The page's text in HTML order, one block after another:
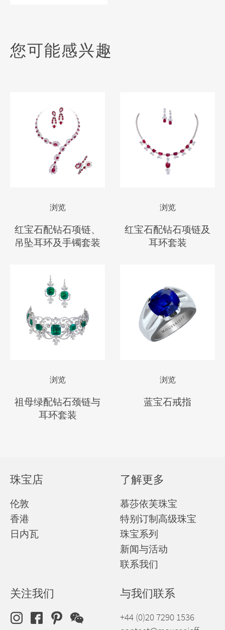
您可能感兴趣
浏览
红宝石配钻石项链、
吊坠耳环及手镯套装
浏览
红宝石配钻石项链及
耳环套装
浏览
祖母绿配钻石颈链与
耳环套装
浏览
蓝宝石戒指
珠宝店
伦敦
香港
日内瓦
了解更多
慕莎依芙珠宝
特别订制高级珠宝
珠宝系列
新闻与活动
联系我们
关注我们 与我们联系
+44 (0)20 7290 1536